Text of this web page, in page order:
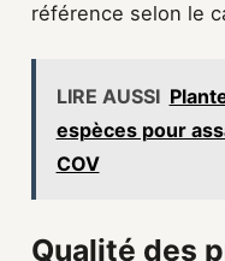
référence selon le
LIRE AUSSI
espèces pour
COV
Qualité des